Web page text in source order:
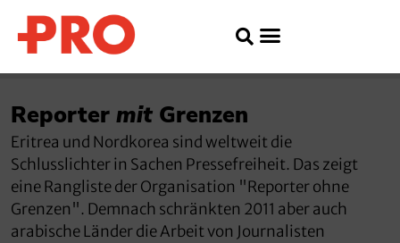
Reporter mit Grenzen
Eritrea und Nordkorea sind weltweit die
Schlusslichter in Sachen Pressefreiheit. Das zeigt
eine Rangliste der Organisation "Reporter ohne
Grenzen". Demnach schränkten 2011 aber auch
arabische Länder die Arbeit von Journalisten